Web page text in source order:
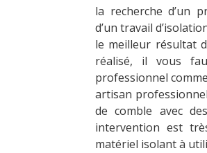
la recherche d’un
d’un travail
le meilleur résultat
réalisé, il vous
professionnel
artisan
de comble avec
intervention est
matériel isolant à